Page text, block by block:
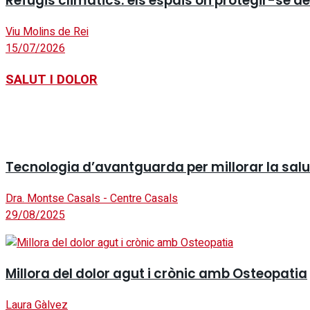
Viu Molins de Rei
15/07/2026
SALUT I DOLOR
Tecnologia d’avantguarda per millorar la
Dra. Montse Casals - Centre Casals
29/08/2025
Millora del dolor agut i crònic amb Osteopatia
Laura Gàlvez